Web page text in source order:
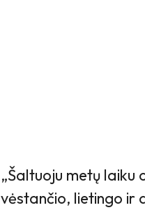
„Šaltuoju metų
vėstančio, lietingo ir